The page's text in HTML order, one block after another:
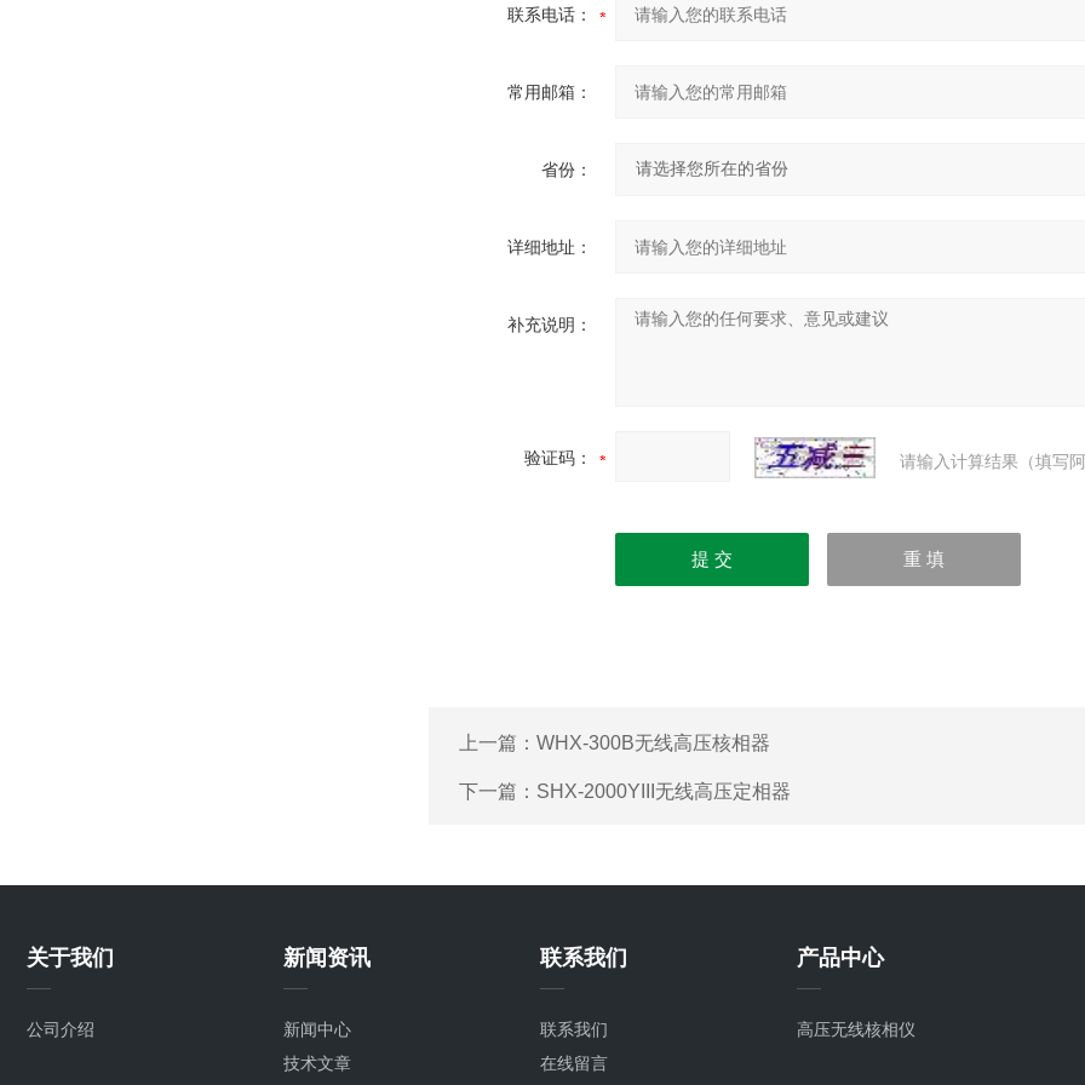
联系电话：
常用邮箱：
省份：
详细地址：
补充说明：
验证码： 请输入计算结果（填写
上一篇： WHX-300B无线高压核相器
下一篇： SHX-2000YIII无线高压定相器
关于我们
公司介绍
新闻资讯
新闻中心
技术文章
联系我们
联系我们
在线留言
产品中心
高压无线核相仪